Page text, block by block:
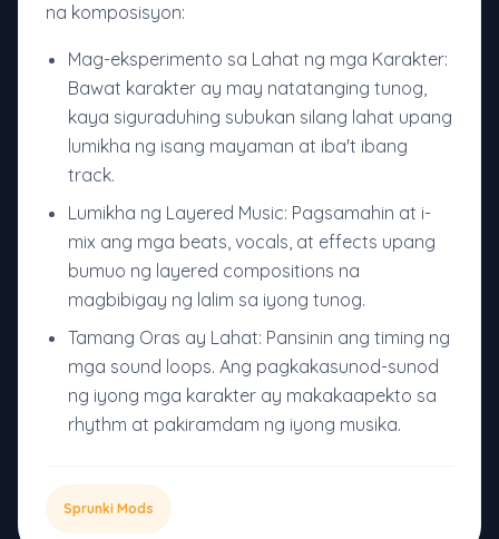
na komposisyon:
Mag-eksperimento sa Lahat ng mga Karakter:
Bawat karakter ay may natatanging tunog,
kaya siguraduhing subukan silang lahat upang
lumikha ng isang mayaman at iba't ibang
track.
Lumikha ng Layered Music: Pagsamahin at i-
mix ang mga beats, vocals, at effects upang
bumuo ng layered compositions na
magbibigay ng lalim sa iyong tunog.
Tamang Oras ay Lahat: Pansinin ang timing ng
mga sound loops. Ang pagkakasunod-sunod
ng iyong mga karakter ay makakaapekto sa
rhythm at pakiramdam ng iyong musika.
Sprunki Mods